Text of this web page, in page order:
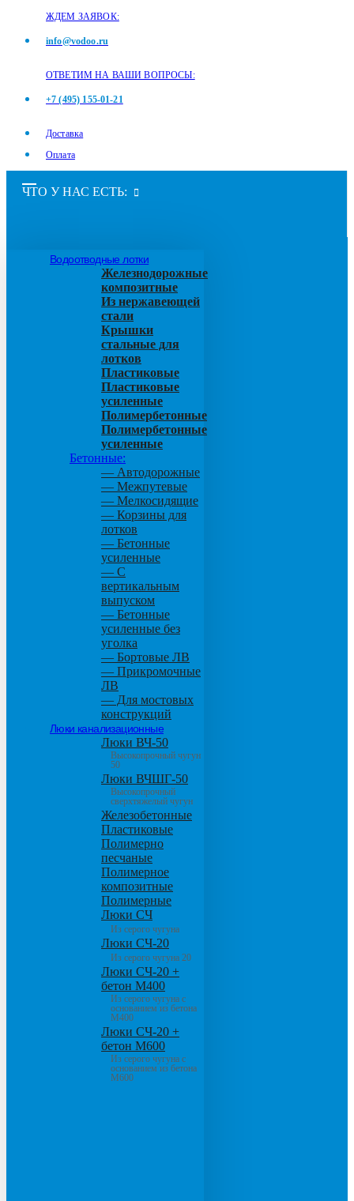
ЖДЕМ ЗАЯВОК:
info@vodoo.ru
ОТВЕТИМ НА ВАШИ ВОПРОСЫ:
+7 (495) 155-01-21
Доставка
Оплата
ЧТО У НАС ЕСТЬ:
Водоотводные лотки
Железнодорожные
композитные
Из нержавеющей
стали
Крышки
стальные для
лотков
Пластиковые
Пластиковые
усиленные
Полимербетонные
Полимербетонные
усиленные
Бетонные:
— Автодорожные
— Межпутевые
— Мелкосидящие
— Корзины для
лотков
— Бетонные
усиленные
— С
вертикальным
выпуском
— Бетонные
усиленные без
уголка
— Бортовые ЛВ
— Прикромочные
ЛВ
— Для мостовых
конструкций
Люки канализационные
Люки ВЧ-50
Высокопрочный чугун
50
Люки ВЧШГ-50
Высокопрочный
сверхтяжелый чугун
Железобетонные
Пластиковые
Полимерно
песчаные
Полимерное
композитные
Полимерные
Люки СЧ
Из серого чугуна
Люки СЧ-20
Из серого чугуна 20
Люки СЧ-20 +
бетон М400
Из серого чугуна с
основанием из бетона
М400
Люки СЧ-20 +
бетон М600
Из серого чугуна с
основанием из бетона
М600